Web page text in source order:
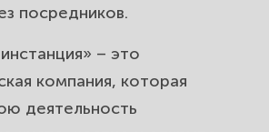
посредников.
– это
компания, которая
деятельность